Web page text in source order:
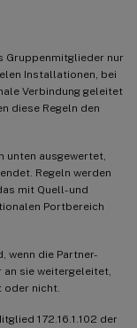
Gruppenmitglieder nur
Installationen, bei
Verbindung geleitet
diese Regeln den
unten ausgewertet,
Regeln werden
mit Quell- und
Portbereich
wenn die Partner-
an sie weitergeleitet,
oder nicht.
172.16.1.102 der